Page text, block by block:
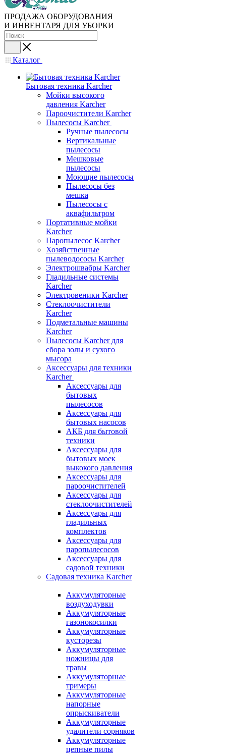
ПРОДАЖА ОБОРУДОВАНИЯ
И ИНВЕНТАРЯ ДЛЯ УБОРКИ
Каталог
Бытовая техника Karcher
Мойки высокого
давления Karcher
Пароочистители Karcher
Пылесосы Karcher
Ручные пылесосы
Вертикальные
пылесосы
Мешковые
пылесосы
Моющие пылесосы
Пылесосы без
мешка
Пылесосы с
аквафильтром
Портативные мойки
Karcher
Паропылесос Karcher
Хозяйственные
пылеводососы Karcher
Электрошвабры Karcher
Гладильные системы
Karcher
Электровеники Karcher
Стеклоочистители
Karcher
Подметальные машины
Karcher
Пылесосы Karcher для
сбора золы и сухого
мысора
Аксессуары для техники
Karcher
Аксессуары для
бытовых
пылесосов
Аксессуары для
бытовых насосов
АКБ для бытовой
техники
Аксессуары для
бытовых моек
выкокого давления
Аксессуары для
пароочистителей
Аксессуары для
стеклоочистителей
Аксессуары для
гладильных
комплектов
Аксессуары для
паропылесосов
Аксессуары для
садовой техники
Садовая техника Karcher
Аккумуляторные
воздуходувки
Аккумуляторные
газонокосилки
Аккумуляторные
кусторезы
Аккумуляторные
ножницы для
травы
Аккумуляторные
тримеры
Аккумуляторные
напорные
опрыскиватели
Аккумуляторные
удалители сорняков
Аккумуляторные
цепные пилы